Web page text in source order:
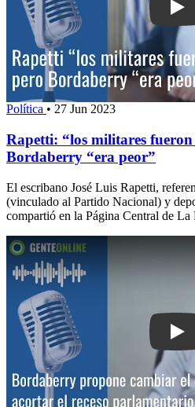
Política • 27 Jun 2023
Rapetti: “los militares
Bordaberry “era peor”
El escribano José Luis Rapetti,
(vinculado al Partido Nacional) y
compartió en la Página Central de La